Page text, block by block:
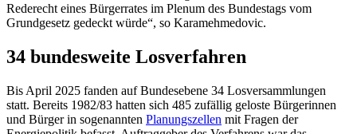
Rederecht eines Bürgerrates im Plenum des Bundestags vom
Grundgesetz gedeckt würde“, so Karamehmedovic.
34 bundesweite Losverfahren
Bis April 2025 fanden auf Bundesebene 34 Losversammlungen
statt. Bereits 1982/83 hatten sich 485 zufällig geloste Bürgerinnen
und Bürger in sogenannten Planungszellen mit Fragen der